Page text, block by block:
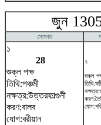
জুন
সোমবার
১
28
শুক্ল পক্ষ
তিথি:পঞ্চমী
নক্ষত্র:উত্তরফাল্গুনী
করণ:বালব
যোগ:বরীয়ান
২
শুক্ল